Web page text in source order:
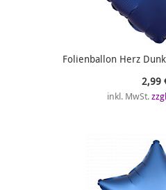
Folienballon Herz
2,99
inkl. MwSt.